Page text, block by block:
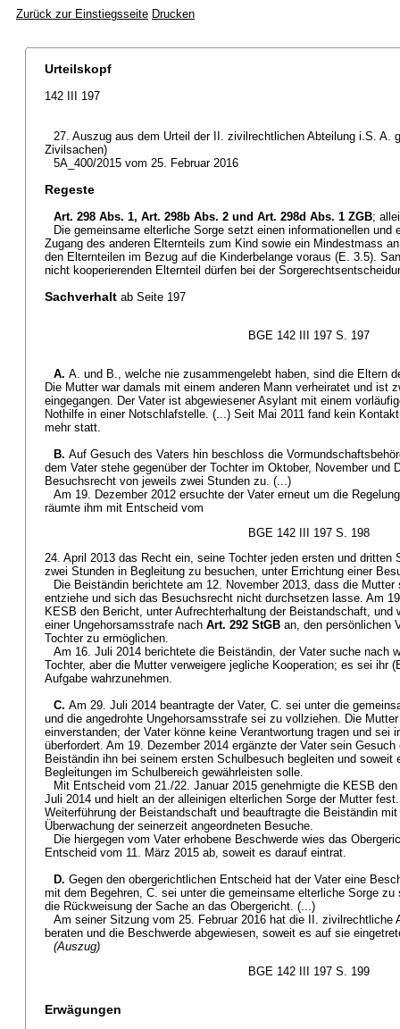
Zurück zur Einstiegsseite Drucken
Urteilskopf
142 III 197
27. Auszug aus dem Urteil der II. zivilrechtlichen Abteilung i.S. A.
Zivilsachen)
5A_400/2015 vom 25. Februar 2016
Regeste
Art. 298 Abs. 1, Art. 298b Abs. 2 und Art. 298d Abs. 1 ZGB;
Die gemeinsame elterliche Sorge setzt einen informationellen und
Zugang des anderen Elternteils zum Kind sowie ein Mindestmass
den Elternteilen im Bezug auf die Kinderbelange voraus (E. 3.5).
nicht kooperierenden Elternteil dürfen bei der
Sachverhalt ab Seite 197
BGE 142 III 197 S. 197
A. A. und B., welche nie zusammengelebt haben, sind die Eltern
Die Mutter war damals mit einem anderen Mann verheiratet und ist
eingegangen. Der Vater ist abgewiesener Asylant mit einem
Nothilfe in einer Notschlafstelle. (...) Seit Mai 2011 fand kein
mehr statt.
B. Auf Gesuch des Vaters hin beschloss die
dem Vater stehe gegenüber der Tochter im Oktober, November und
Besuchsrecht von jeweils zwei Stunden zu. (...)
Am 19. Dezember 2012 ersuchte der Vater erneut um die
räumte ihm mit Entscheid vom
BGE 142 III 197 S. 198
24. April 2013 das Recht ein, seine Tochter jeden ersten und dritten
zwei Stunden in Begleitung zu besuchen, unter Errichtung einer
Die Beiständin berichtete am 12. November 2013, dass die
entziehe und sich das Besuchsrecht nicht durchsetzen lasse. Am
KESB den Bericht, unter Aufrechterhaltung der Beistandschaft, und
einer Ungehorsamsstrafe nach Art. 292 StGB an, den persönlichen
Tochter zu ermöglichen.
Am 16. Juli 2014 berichtete die Beiständin, der Vater suche nach
Tochter, aber die Mutter verweigere jegliche Kooperation; es sei ihr
Aufgabe wahrzunehmen.
C. Am 29. Juli 2014 beantragte der Vater, C. sei unter die
und die angedrohte Ungehorsamsstrafe sei zu vollziehen. Die
einverstanden; der Vater könne keine Verantwortung tragen und sei
überfordert. Am 19. Dezember 2014 ergänzte der Vater sein
Beiständin ihn bei seinem ersten Schulbesuch begleiten und soweit
Begleitungen im Schulbereich gewährleisten solle.
Mit Entscheid vom 21./22. Januar 2015 genehmigte die KESB
Juli 2014 und hielt an der alleinigen elterlichen Sorge der Mutter
Weiterführung der Beistandschaft und beauftragte die Beiständin
Überwachung der seinerzeit angeordneten Besuche.
Die hiergegen vom Vater erhobene Beschwerde wies das
Entscheid vom 11. März 2015 ab, soweit es darauf eintrat.
D. Gegen den obergerichtlichen Entscheid hat der Vater eine
mit dem Begehren, C. sei unter die gemeinsame elterliche Sorge
die Rückweisung der Sache an das Obergericht. (...)
Am seiner Sitzung vom 25. Februar 2016 hat die II. zivilrechtliche
beraten und die Beschwerde abgewiesen, soweit es auf sie
(Auszug)
BGE 142 III 197 S. 199
Erwägungen